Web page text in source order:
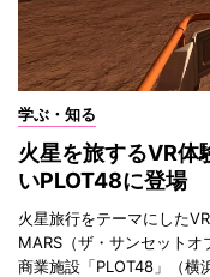
学ぶ・知る
火星を旅するVR
いPLOT48に登場
火星旅行をテーマにした
MARS（ザ・サンセット
商業施設「PLOT48」（横